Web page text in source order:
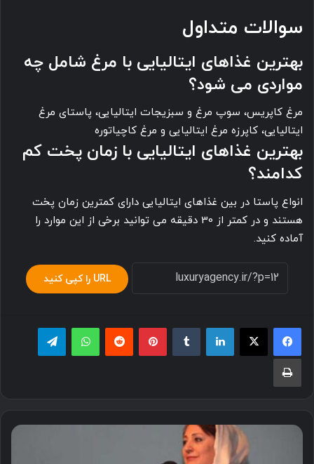
سوالات متداول
بهترین غذاهای ایتالیایی با مرغ شامل چه
مواردی می شود؟
مرغ کاپریس، سوپ مرغ و سبزیجات ایتالیایی، پاستای مرغ
ایتالیایی، کاپرزه مرغ ایتالیایی و مرغ کاچیاتوره
بهترین غذاهای ایتالیایی با زمان پخت کم
کدامند؟
انواع پاستا در بین غذاهای ایتالیایی دارای کمترین زمان پخت
هستند و در کمتر از 30 دقیقه می توانید برخی از این موارد را
آماده کنید.
URL را کپی کنید
لینکدین ‫تامبلر پینترست‫رددیت واتس آپ تلگرام
چاپ
سعیده